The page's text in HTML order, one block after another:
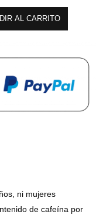
AL CARRITO
ni mujeres
de cafeína por